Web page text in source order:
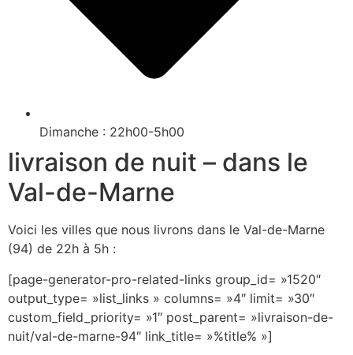
Dimanche : 22h00-5h00
livraison de nuit – dans le
Val-de-Marne
Voici les villes que nous livrons dans le Val-de-Marne
(94) de 22h à 5h :
[page-generator-pro-related-links group_id= »1520″
output_type= »list_links » columns= »4″ limit= »30″
custom_field_priority= »1″ post_parent= »livraison-de-
nuit/val-de-marne-94″ link_title= »%title% »]